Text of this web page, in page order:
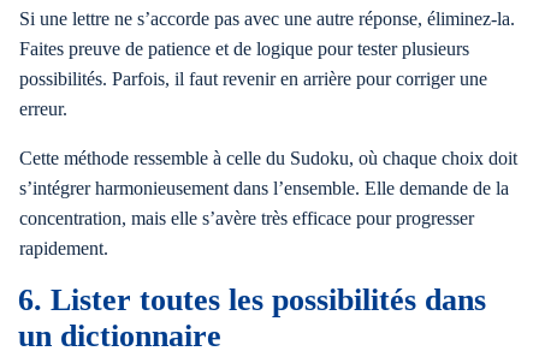
Si une lettre ne s’accorde pas avec une autre réponse, éliminez-la.
Faites preuve de patience et de logique pour tester plusieurs
possibilités. Parfois, il faut revenir en arrière pour corriger une
erreur.
Cette méthode ressemble à celle du Sudoku, où chaque choix doit
s’intégrer harmonieusement dans l’ensemble. Elle demande de la
concentration, mais elle s’avère très efficace pour progresser
rapidement.
6. Lister toutes les possibilités dans
un dictionnaire